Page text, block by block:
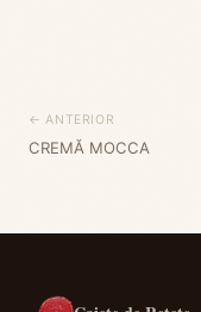
← ANTERIOR
CREMĂ MOCCA